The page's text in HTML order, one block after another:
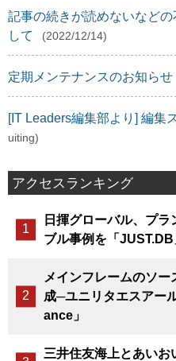
記事の続きが読めないなど
して
(2022/12/14)
定期メンテナンスのお知らせ
[IT Leaders編集部より] 編集
uiting)
アクセスランキング
日揮グローバル、プ
ブル事例を「
メインフレームのソ
成─ユニリタエスアー
ance」
三井住友海上とあいお